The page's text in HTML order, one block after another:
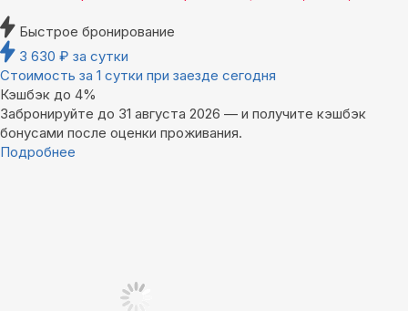
Быстрое бронирование
3 630 ₽ за сутки
Стоимость за 1 сутки при заезде сегодня
Кэшбэк до 4%
Забронируйте до 31 августа 2026 — и получите кэшбэк
бонусами после оценки проживания.
Подробнее